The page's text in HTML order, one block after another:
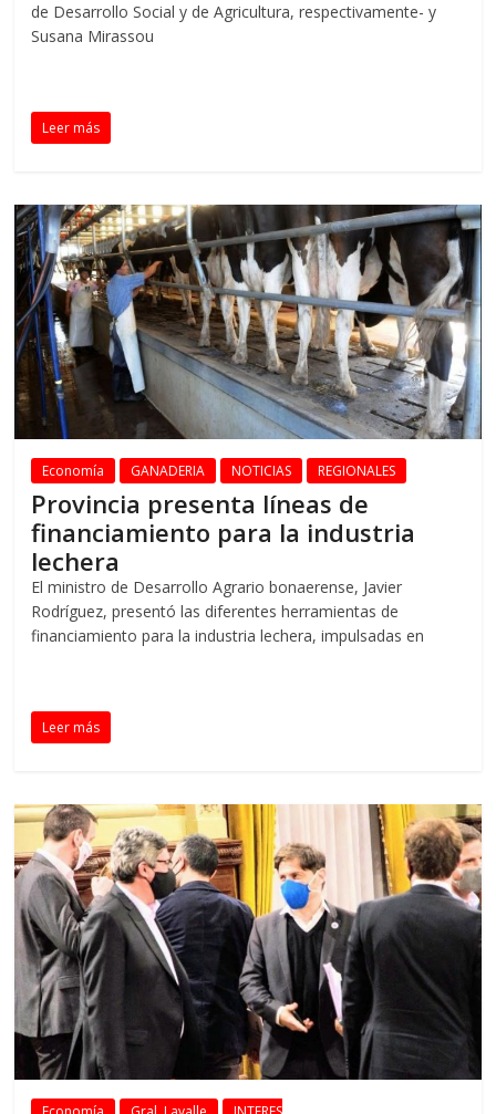
de Desarrollo Social y de Agricultura, respectivamente- y
Susana Mirassou
Leer más
Economía GANADERIA NOTICIAS REGIONALES
Provincia presenta líneas de
financiamiento para la industria
lechera
El ministro de Desarrollo Agrario bonaerense, Javier
Rodríguez, presentó las diferentes herramientas de
financiamiento para la industria lechera, impulsadas en
Leer más